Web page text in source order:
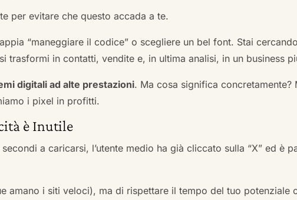
per evitare che questo accada a te.
“maneggiare il codice” o scegliere un bel font. Stai
in contatti, vendite e, in ultima analisi, in un business
digitali ad alte prestazioni. Ma cosa significa concretamente?
i pixel in profitti.
è Inutile
a caricarsi, l’utente medio ha già cliccato sulla “X” ed è
i siti veloci), ma di rispettare il tempo del tuo potenziale